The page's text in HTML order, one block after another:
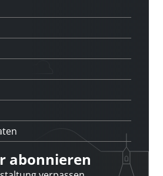
abonnieren